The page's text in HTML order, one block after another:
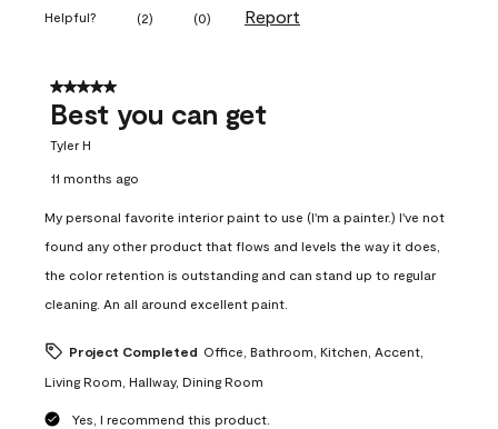
Helpful? (2) (0) Report
5 out of 5 stars.
Best you can get
Tyler H
11 months ago
My personal favorite interior paint to use (I'm a painter.) I've not
found any other product that flows and levels the way it does,
the color retention is outstanding and can stand up to regular
cleaning. An all around excellent paint.
Project Completed Office, Bathroom, Kitchen, Accent,
Living Room, Hallway, Dining Room
Yes, I recommend this product.